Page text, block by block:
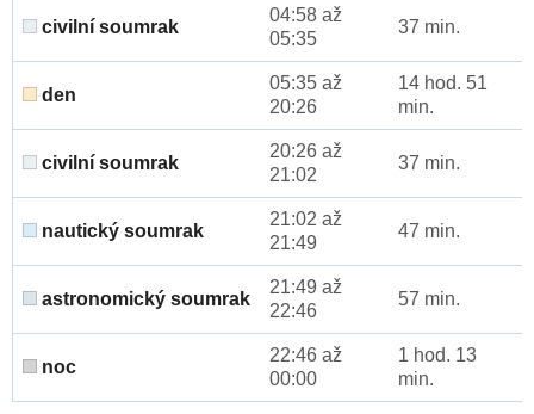
civilní soumrak
04:58 až
05:35
37 min.
den
05:35 až
20:26
14 hod. 51
min.
civilní soumrak
20:26 až
21:02
37 min.
nautický soumrak
21:02 až
21:49
47 min.
astronomický soumrak
21:49 až
22:46
57 min.
noc
22:46 až
00:00
1 hod. 13
min.